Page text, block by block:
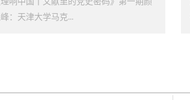
：天津大学马克...